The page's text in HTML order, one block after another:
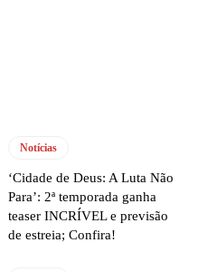
Notícias
‘Cidade de Deus: A Luta Não
Para’: 2ª temporada ganha
teaser INCRÍVEL e previsão
de estreia; Confira!